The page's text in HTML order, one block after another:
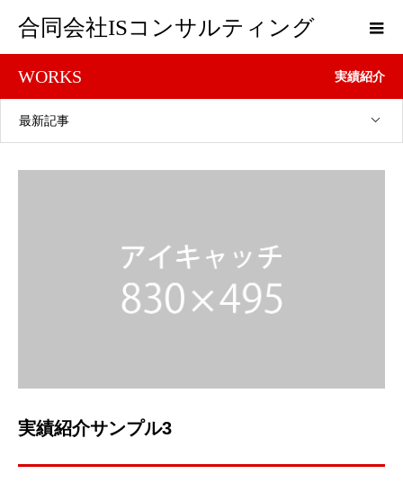
合同会社ISコンサルティング
WORKS 実績紹介
最新記事
実績紹介サンプル3